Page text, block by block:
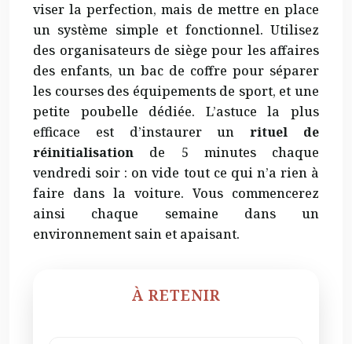
viser la perfection, mais de mettre en place
un système simple et fonctionnel. Utilisez
des organisateurs de siège pour les affaires
des enfants, un bac de coffre pour séparer
les courses des équipements de sport, et une
petite poubelle dédiée. L’astuce la plus
efficace est d’instaurer unrituel de
réinitialisation de 5 minutes chaque
vendredi soir : on vide tout ce qui n’a rien à
faire dans la voiture. Vous commencerez
ainsi chaque semaine dans un
environnement sain et apaisant.
À RETENIR